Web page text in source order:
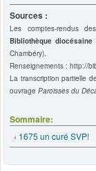
Sources :
Les comptes-rendus
Bibliothèque diocésaine
Chambéry).
Renseignements : http://
La transcription partielle
ouvrage Paroisses du
Sommaire:
‹ 1675 un curé SVP!